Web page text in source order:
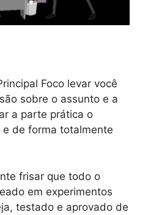
Foco levar você
sobre o assunto e a
a parte prática o
de forma totalmente
frisar que todo o
em experimentos
testado e aprovado de